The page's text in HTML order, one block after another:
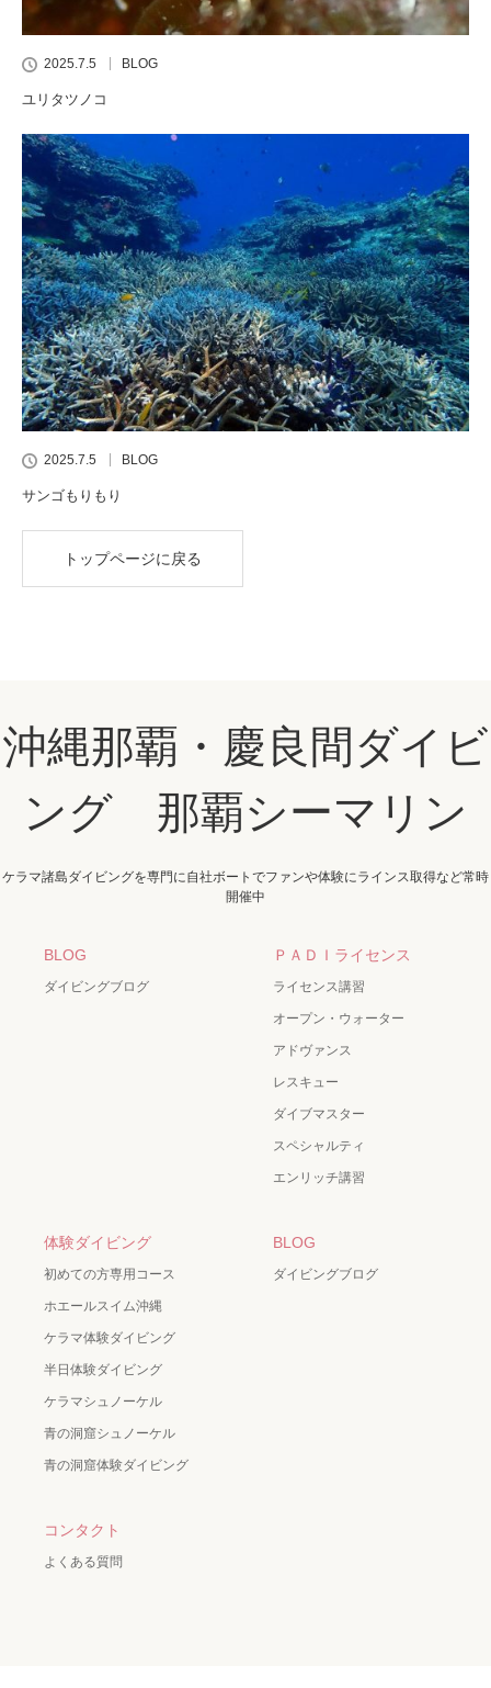
2025.7.5 BLOG
ユリタツノコ
2025.7.5 BLOG
サンゴもりもり
トップページに戻る
沖縄那覇・慶良間ダイビ
ング 那覇シーマリン
ケラマ諸島ダイビングを専門に自社ボートでファンや体験にラインス取得など常時
開催中
BLOG
ダイビングブログ
ＰＡＤＩライセンス
ライセンス講習
オープン・ウォーター
アドヴァンス
レスキュー
ダイブマスター
スペシャルティ
エンリッチ講習
体験ダイビング
初めての方専用コース
ホエールスイム沖縄
ケラマ体験ダイビング
半日体験ダイビング
ケラマシュノーケル
青の洞窟シュノーケル
青の洞窟体験ダイビング
BLOG
ダイビングブログ
コンタクト
よくある質問